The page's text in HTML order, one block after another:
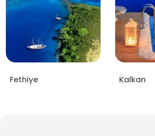
Fethiye Kalkan